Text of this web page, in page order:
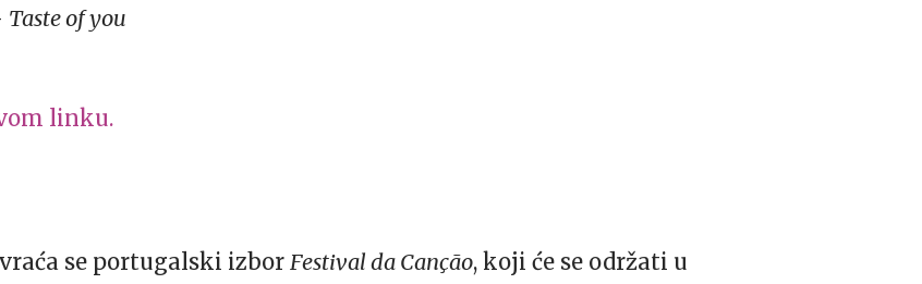
Taste of you
linku.
se portugalski izbor Festival da Canção, koji će se održati u